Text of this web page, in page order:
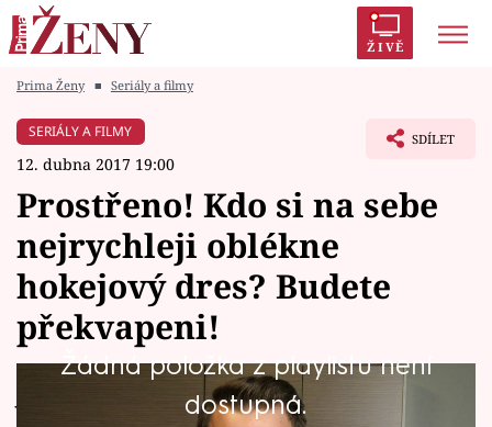
ŽIVĚ
Módní alarm
Témata
Celebrity
Prima Ženy ■ Seriály a filmy
SERIÁLY A FILMY
12. dubna 2017 19:00
SDÍLET
Prostřeno! Kdo si na sebe
nejrychleji oblékne
hokejový dres? Budete
překvapeni!
Žádná položka z playlistu není
dostupná.
Jak uspěje manažer a nastávající otec Martin